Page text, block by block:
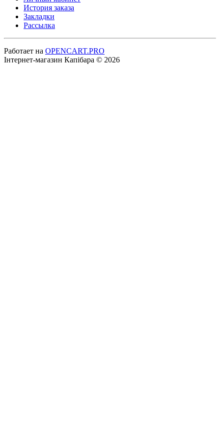
История заказа
Закладки
Рассылка
Работает на OPENCART.PRO
Інтернет-магазин Капібара © 2026